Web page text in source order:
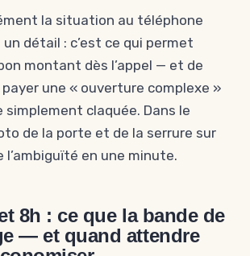
la situation au téléphone
un détail : c’est ce qui permet
montant dès l’appel — et de
une « ouverture complexe »
simplement claquée. Dans le
de la porte et de la serrure sur
l’ambiguïté en une minute.
8h : ce que la bande de
— et quand attendre